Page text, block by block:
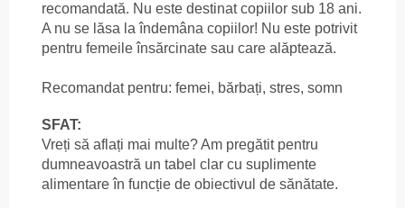
recomandată. Nu este destinat copiilor sub 18 ani.
A nu se lăsa la îndemâna copiilor! Nu este potrivit
pentru femeile însărcinate sau care alăptează.
Recomandat pentru: femei, bărbați, stres, somn
SFAT:
Vreți să aflați mai multe? Am pregătit pentru
dumneavoastră un tabel clar cu suplimente
alimentare în funcție de obiectivul de sănătate.